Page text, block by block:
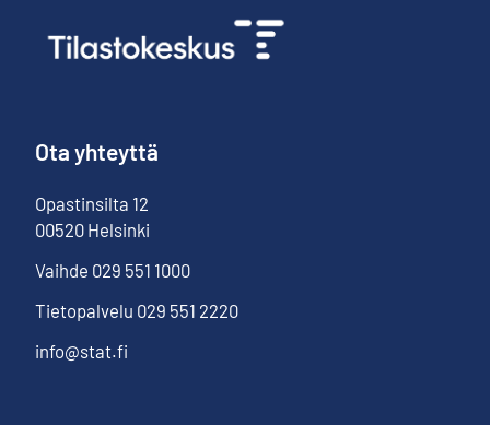
Ota yhteyttä
Opastinsilta 12
00520 Helsinki
Vaihde 029 551 1000
Tietopalvelu 029 551 2220
info@stat.fi